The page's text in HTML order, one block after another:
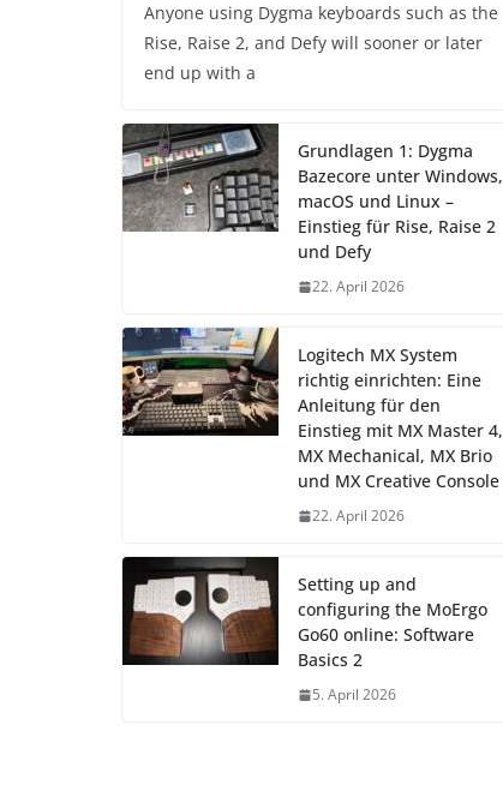
Anyone using Dygma keyboards such as the
Rise, Raise 2, and Defy will sooner or later
end up with a
Grundlagen 1: Dygma
Bazecore unter Windows,
macOS und Linux –
Einstieg für Rise, Raise 2
und Defy
22. April 2026
Logitech MX System
richtig einrichten: Eine
Anleitung für den
Einstieg mit MX Master 4,
MX Mechanical, MX Brio
und MX Creative Console
22. April 2026
Setting up and
configuring the MoErgo
Go60 online: Software
Basics 2
5. April 2026